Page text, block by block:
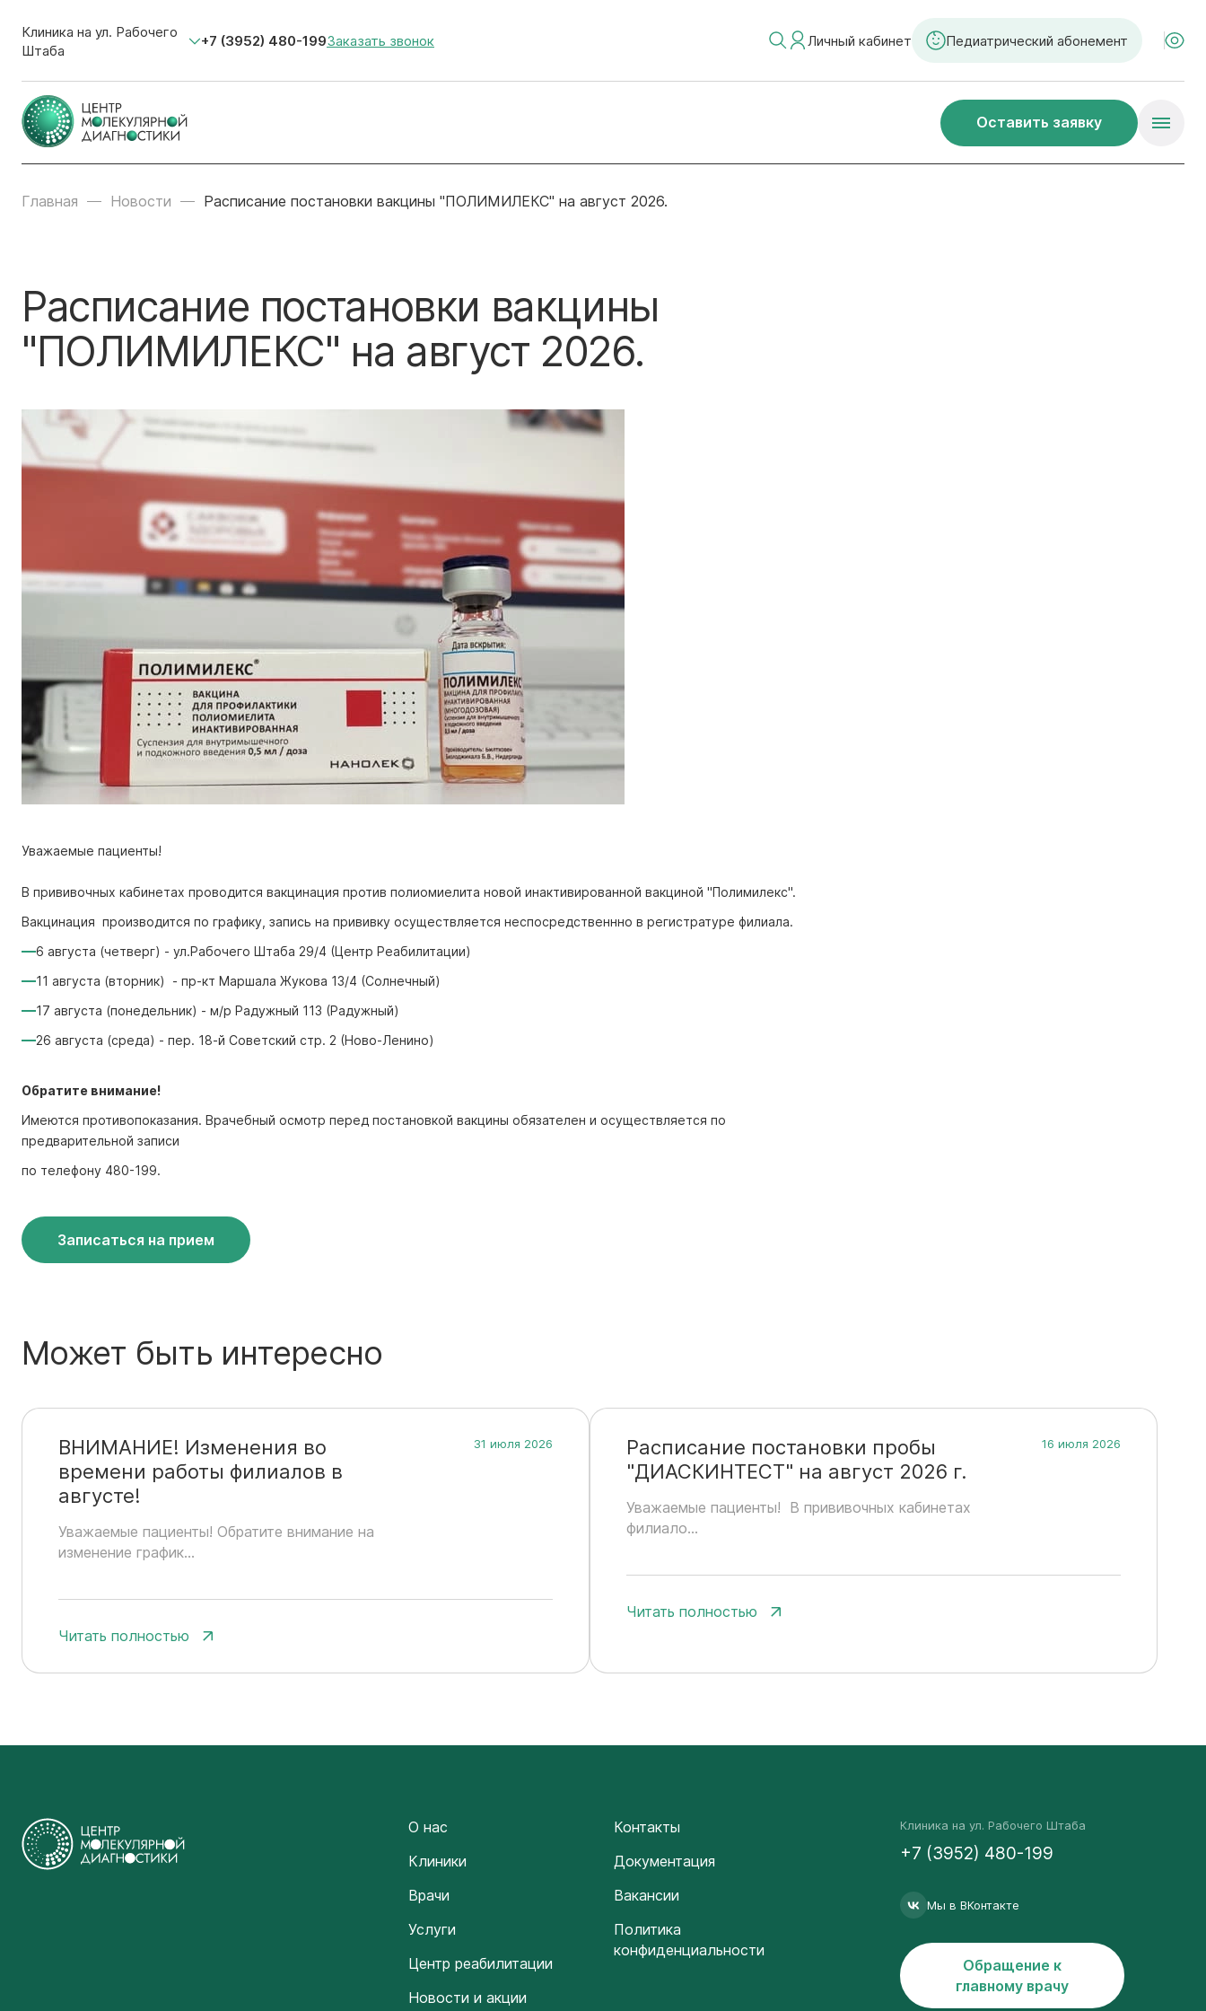
Клиника на ул. Рабочего
Штаба
+7 (3952) 480-199Заказать звонок Личный кабинет Педиатрический абонемент
Оставить заявку
Главная Новости Расписание постановки вакцины "ПОЛИМИЛЕКС" на август 2026.
Расписание постановки вакцины
"ПОЛИМИЛЕКС" на август 2026.
Уважаемые пациенты!
В прививочных кабинетах проводится вакцинация против полиомиелита новой инактивированной вакциной "Полимилекс".
Вакцинация производится по графику, запись на прививку осуществляется неспосредственнно в регистратуре филиала.
6 августа (четверг) - ул.Рабочего Штаба 29/4 (Центр Реабилитации)
11 августа (вторник) - пр-кт Маршала Жукова 13/4 (Солнечный)
17 августа (понедельник) - м/р Радужный 113 (Радужный)
26 августа (среда) - пер. 18-й Советский стр. 2 (Ново-Ленино)
Обратите внимание!
Имеются противопоказания. Врачебный осмотр перед постановкой вакцины обязателен и осуществляется по
предварительной записи
по телефону 480-199.
Записаться на прием
Может быть интересно
ВНИМАНИЕ! Изменения во
времени работы филиалов в
августе!
Уважаемые пациенты! Обратите внимание на
изменение график...
31 июля 2026
Читать полностью
Расписание постановки пробы
"ДИАСКИНТЕСТ" на август 2026 г.
Уважаемые пациенты! В прививочных кабинетах
филиало...
16 июля 2026
Читать полностью
О нас
Клиники
Врачи
Услуги
Центр реабилитации
Новости и акции
Контакты
Документация
Вакансии
Политика
конфиденциальности
Клиника на ул. Рабочего Штаба
+7 (3952) 480-199
Мы в ВКонтакте
Обращение к
главному врачу